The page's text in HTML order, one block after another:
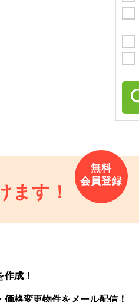
ます！
成！
格変更物件をメール配信！